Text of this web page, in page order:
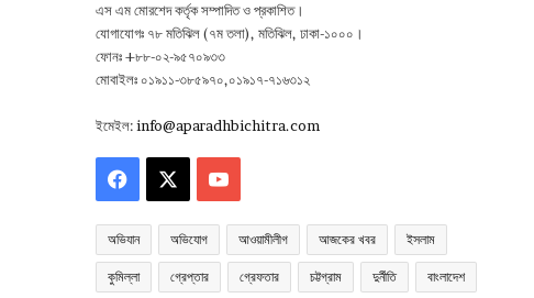
এস এম মোরশেদ কর্তৃক সম্পাদিত ও প্রকাশিত।
যোগাযোগঃ ৭৮ মতিঝিল (৭ম তলা), মতিঝিল, ঢাকা-১০০০।
ফোনঃ +৮৮-০২-৯৫৭০৯৩৩
মোবাইলঃ ০১৯১১-৩৮৫৯৭০,০১৯১৭-৭১৬৩১২
ইমেইল:info@aparadhbichitra.com
Facebook YouTube
অভিযান অভিযোগ আওয়ামীলীগ আজকের খবর ইসলাম
কুমিল্লা গ্রেপ্তার গ্রেফতার চট্টগ্রাম দুর্নীতি বাংলাদেশ